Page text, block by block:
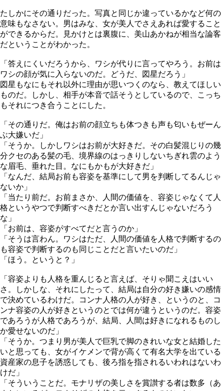
たしかにその通りだった。写真と同じか違っているかなど何の
意味もなさない。男はみな、女が美人でさえあれば愛すること
ができるからだ。見かけとは裏腹に、美山あかねが相当な論客
だということがわかった。
「答えにくいだろうから、ワシが代りに言ってやろう。お前は
ワシの顔が気に入らないのだ。どうだ、図星だろう」
図星もなにもそれ以外に理由が思いつくのなら、教えてほしい
ものだ。しかし、相手が本音で話そうとしているので、こっち
もそれにつき合うことにした。
「その通りだ。俺はお前の顔立ちも体つきも声も匂いもぜーん
ぶ大嫌いだ」
「そうか。しかしワシはお前が大好きだ。その白髪混じりの幾
分クセのある髪の毛、境界線のはっきりしないちぎれ雲のよう
な眉毛、垂れた目。なにもかもが大好きだ」
「なんだ、結局お前も容姿を基準にして男を判断してるんじゃ
ないか」
「当たり前だ。お前まさか、人間の価値を、容姿じゃなくて人
格というやつで判断すべきだとか言い出すんじゃないだろう
な」
「お前は、容姿がすべてだと言うのか」
「そうは言わん。ワシはただ、人間の価値を人格で判断するの
も容姿で判断するのも同じことだと言いたいのだ」
「ほう。というと？」
「容姿よりも人格を重んじると言えば、そりゃ聞こえはいい
さ。しかしな、それにしたって、結局は自分の好き嫌いの感情
で決めているわけだ。コンナ人格の人が好き、というのと、コ
ンナ容姿の人が好きというのとでは何が違うというのだ。容姿
であろうが人格であろうが、結局、人間は好きになれるものし
か愛せないのだ」
「そうか。つまり男が美人で巨乳で脚のきれいな女と結婚した
いと思っても、女がイケメンで背が高くて有名大学を出ている
資産家の息子を誘惑しても、後ろ指を指されるいわれはないわ
けだ」
「そういうことだ。モナリザの美しさを賞讃する者は数多（あ